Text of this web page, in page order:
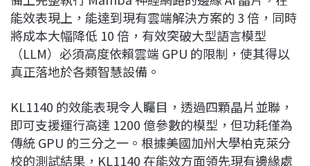
能效表現上，能達到現有雲端解決方案的 3 倍，同時
將成本大幅降低 10 倍，有效突破大型語言模型
（LLM）必須高度依賴雲端 GPU 的限制，使其得以
真正落地於各類智慧設備。
KL1140 的效能表現令人矚目，透過四顆晶片並聯，
即可支援運行高達 1200 億參數的模型，但功耗僅為
傳統 GPU 的三分之一。根據美國加州大學柏克萊分
校的測試結果，KL1140 在能效方面領先現有邊緣處